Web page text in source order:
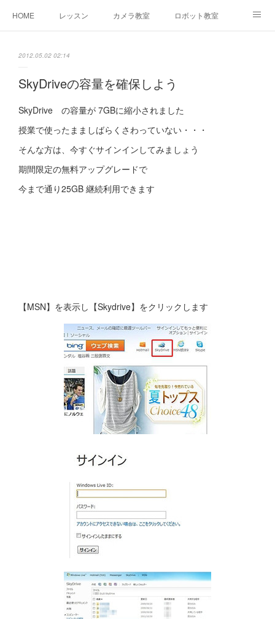
HOME レッスン カメラ教室 ロボット教室
2012.05.02 02:14
SkyDriveの容量を確保しよう
SkyDrive の容量が 7GBに縮小されました
授業で使ったまましばらくさわっていない・・・
そんな方は、今すぐサインインしてみましょう
期間限定の無料アップグレードで
今まで通り25GB 継続利用できます
【MSN】を表示し【Skydrive】をクリックします